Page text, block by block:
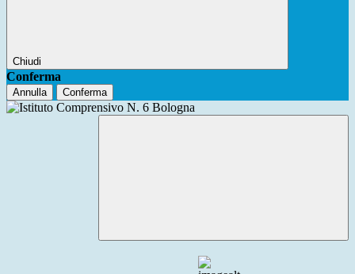
Chiudi
Conferma
Annulla Conferma